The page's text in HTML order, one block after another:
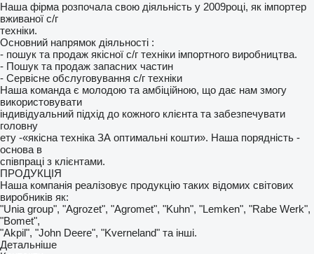
Наша фірма розпочала свою діяльність у 2009році, як імпортер
вживаної с/г
техніки.
Основний напрямок діяльності :
- пошук та продаж якісної с/г техніки імпортного виробництва.
- Пошук та продаж запасних частин
- Сервісне обслуговування с/г техніки
Наша команда є молодою та амбіційною, що дає нам змогу
використовувати
індивідуальний підхід до кожного клієнта та забезпечувати
головну
ету -«якісна техніка ЗА оптимальні кошти». Наша порядність -
основа в
співпраці з клієнтами.
ПРОДУКЦІЯ
Наша компанія реалізовує продукцію таких відомих світових
виробників як:
"Unia group", "Agrozet", "Agromet", "Kuhn", "Lemken", "Rabe Werk",
"Bomet",
"Akpil", "John Deere", "Kverneland" та інші.
Детальніше